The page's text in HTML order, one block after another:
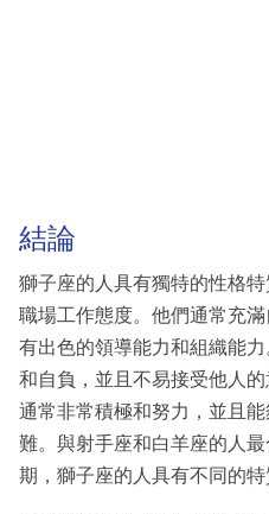
結論
獅子座的人具有獨特的性格
職場工作態度。他們通常充
有出色的領導能力和組織能
和自負，並且不易接受他人
通常非常積極和努力，並且
難。與射手座和白羊座的人
期，獅子座的人具有不同的特